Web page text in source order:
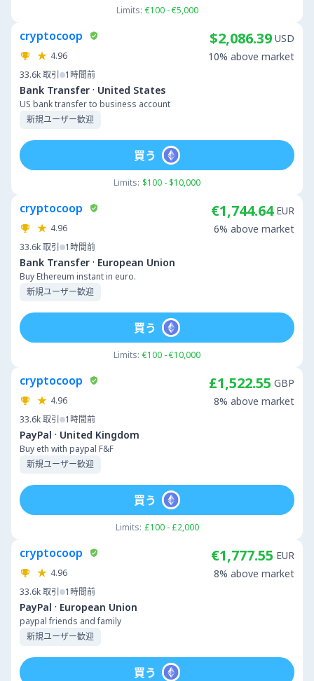
Limits: €100 - €5,000
cryptocoop
4.96
33.6k取引 1時間前
Bank Transfer · United States
US bank transfer to business account
新規ユーザー歓迎
$2,086.39 USD
10% above market
Limits: $100 - $10,000
買う
cryptocoop
4.96
33.6k取引 1時間前
Bank Transfer · European Union
Buy Ethereum instant in euro.
新規ユーザー歓迎
€1,744.64 EUR
6% above market
Limits: €100 - €10,000
買う
cryptocoop
4.96
33.6k取引 1時間前
PayPal · United Kingdom
Buy eth with paypal F&F
新規ユーザー歓迎
£1,522.55 GBP
8% above market
Limits: £100 - £2,000
買う
cryptocoop
4.96
33.6k取引 1時間前
PayPal · European Union
paypal friends and family
新規ユーザー歓迎
€1,777.55 EUR
8% above market
買う